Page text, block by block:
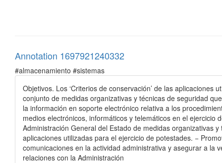
Annotation 1697921240332
#almacenamiento #sistemas
Objetivos. Los ‘Criterios de conservación’ de las
conjunto de medidas organizativas y técnicas de seguridad
la información en soporte electrónico relativa a los
medios electrónicos, informáticos y telemáticos en el
Administración General del Estado de medidas organizativas
aplicaciones utilizadas para el ejercicio de potestades. −
comunicaciones en la actividad administrativa y asegurar a la
relaciones con la Administración